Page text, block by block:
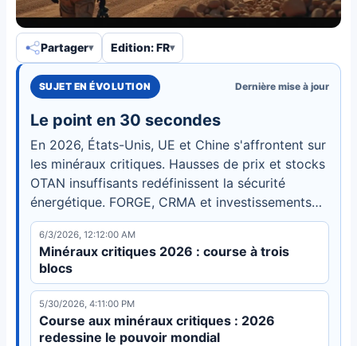
Partager Edition: FR
SUJET EN ÉVOLUTION Dernière mise à jour
Le point en 30 secondes
En 2026, États-Unis, UE et Chine s'affrontent sur
les minéraux critiques. Hausses de prix et stocks
OTAN insuffisants redéfinissent la sécurité
énergétique. FORGE, CRMA et investissements
du Golfe remodèlent les chaînes
d'approvisionnement.
6/3/2026, 12:12:00 AM
Minéraux critiques 2026 : course à trois
blocs
5/30/2026, 4:11:00 PM
Course aux minéraux critiques : 2026
redessine le pouvoir mondial